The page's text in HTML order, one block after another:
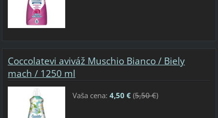
Coccolatevi aviváž Muschio Bianco / Biely
mach / 1250 ml
Vaša cena: 4,50 €(5,50 €)